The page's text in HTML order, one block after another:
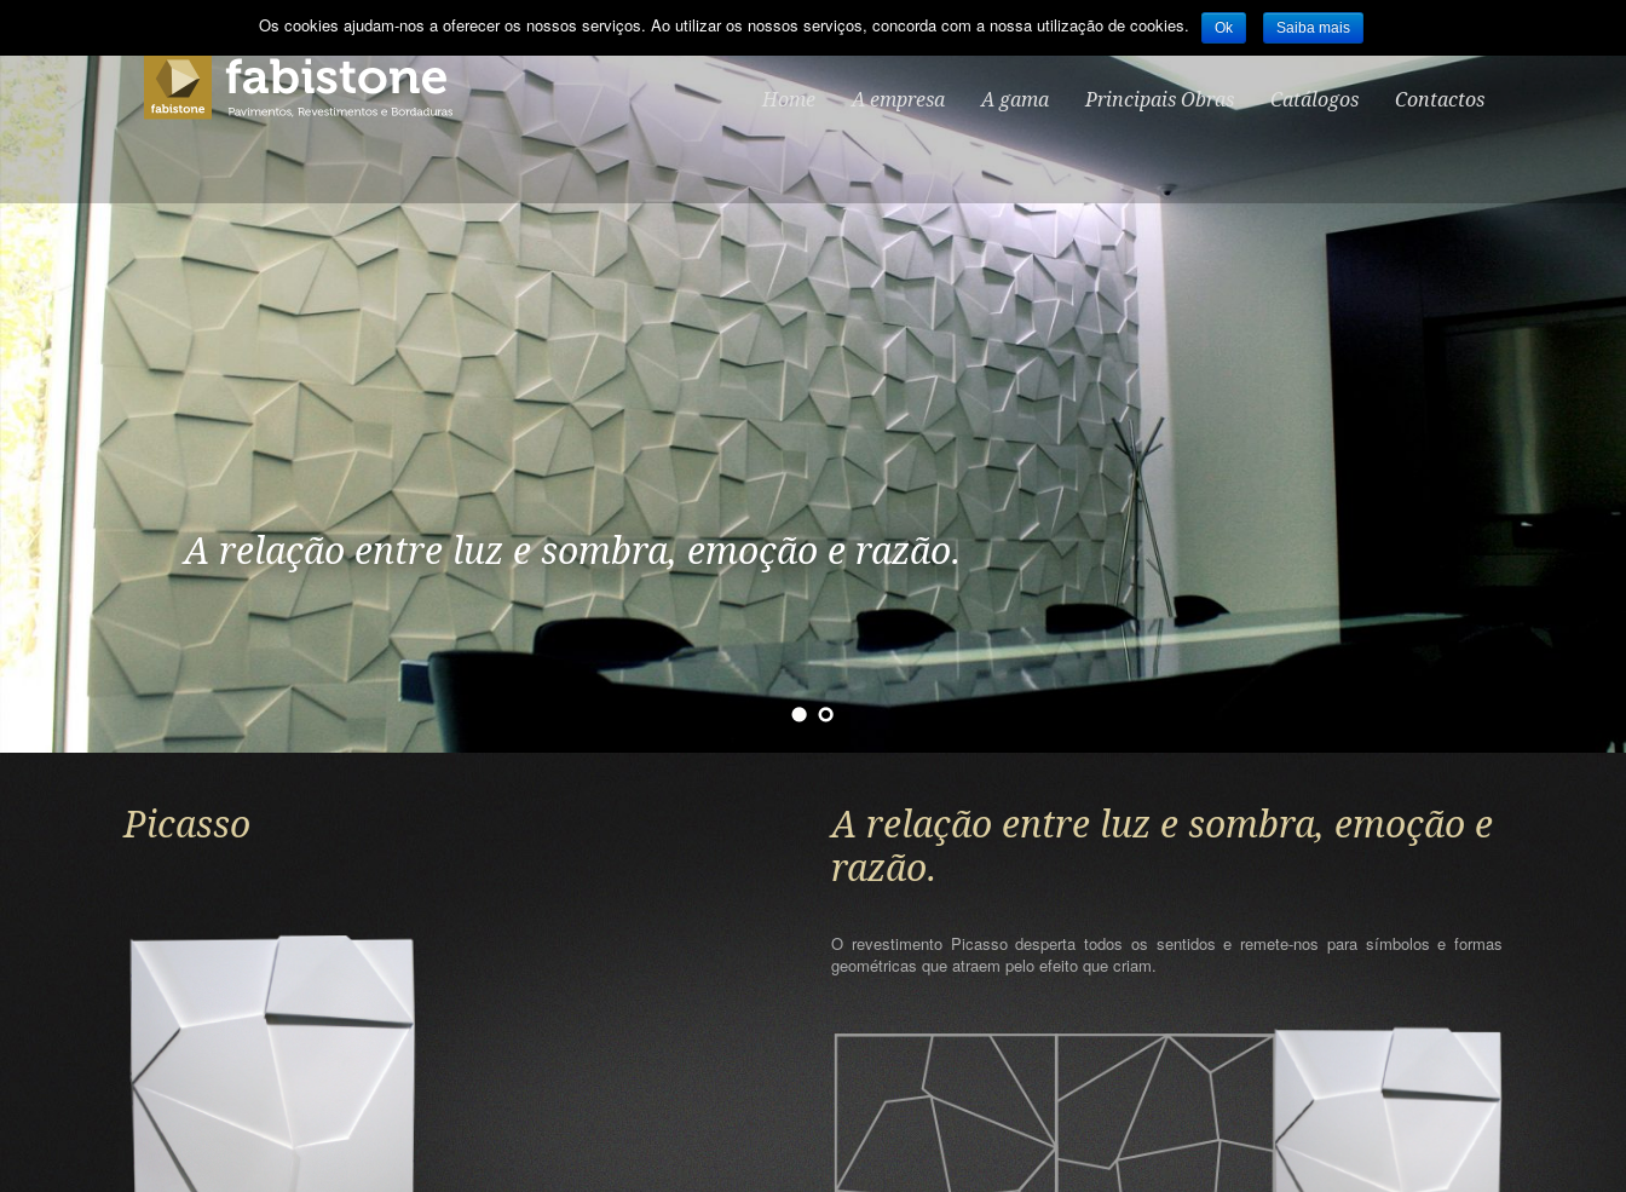
Home A empresa A gama Principais Obras Catálogos Contactos
A relação entre luz e sombra, emoção e razão.
Picasso
A relação entre luz e sombra, emoção e
razão.
O revestimento Picasso desperta todos os sentidos e remete-nos para símbolos e formas
geométricas que atraem pelo efeito que criam.
Os cookies ajudam-nos a oferecer os nossos serviços. Ao utilizar os nossos serviços, concorda com a nossa utilização de cookies. Ok Saiba mais